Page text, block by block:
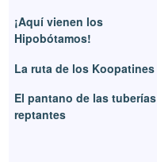
¡Aquí vienen los
Hipobótamos!
La ruta de los Koopatines
El pantano de las tuberías
reptantes